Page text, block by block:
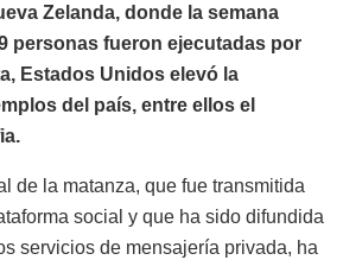
Zelanda, donde la semana
personas fueron ejecutadas por
Estados Unidos elevó la
del país, entre ellos el
de la matanza, que fue transmitida
social y que ha sido difundida
servicios de mensajería privada, ha